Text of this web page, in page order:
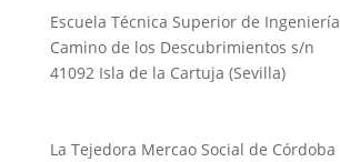
Escuela Técnica Superior de Ingeniería
Camino de los Descubrimientos s/n
41092 Isla de la Cartuja (Sevilla)
La Tejedora Mercao Social de Córdoba